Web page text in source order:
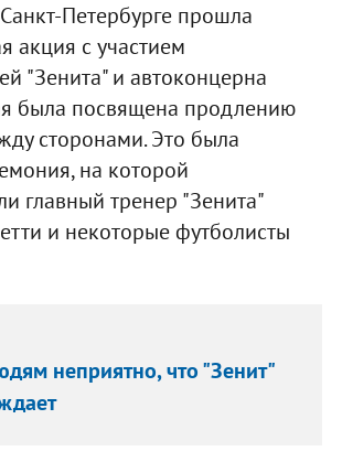
Петербурге прошла
акция с участием
"Зенита" и автоконцерна
была посвящена продлению
сторонами. Это была
на которой
главный тренер "Зенита"
и некоторые футболисты
неприятно, что "Зенит"